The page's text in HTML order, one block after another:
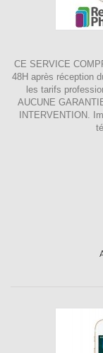
CE SERVICE
48H après réception
les tarifs
AUCUNE
INTERVENTION.